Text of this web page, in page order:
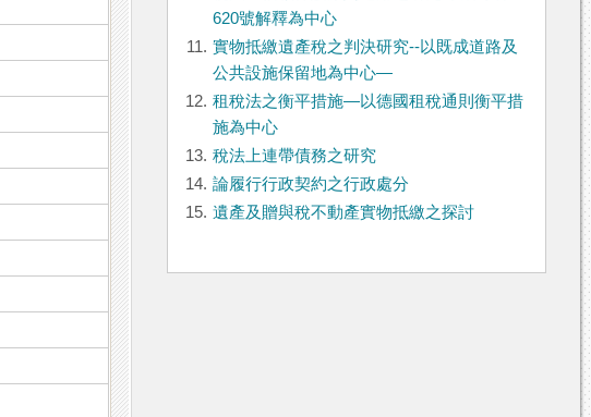
620號解釋為中心
11. 實物抵繳遺產稅之判決研究--以既成道路及
公共設施保留地為中心—
12. 租稅法之衡平措施―以德國租稅通則衡平措
施為中心
13. 稅法上連帶債務之研究
14. 論履行行政契約之行政處分
15. 遺產及贈與稅不動產實物抵繳之探討